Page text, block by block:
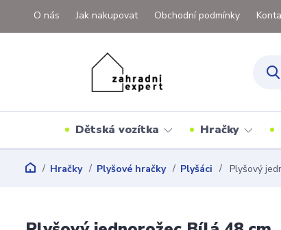
O nás Jak nakupovat Obchodní podmínky
Dětská vozítka Hračky
Hračky Plyšové hračky Plyšáci Plyšový